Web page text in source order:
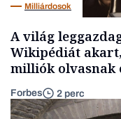
Milliárdosok
A világ
Wikipédiát
milliók olvasnak
Forbes 2 perc